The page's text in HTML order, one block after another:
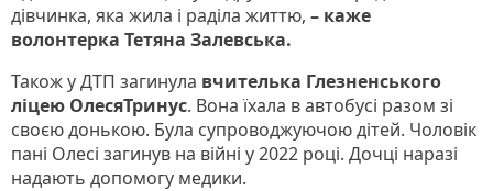
дівчинка, яка жила і раділа життю, – каже
волонтерка Тетяна Залевська.
Також у ДТП загинула вчителька Глезненського
ліцею ОлесяТринус. Вона їхала в автобусі разом зі
своєю донькою. Була супроводжуючою дітей. Чоловік
пані Олесі загинув на війні у 2022 році. Дочці наразі
надають допомогу медики.